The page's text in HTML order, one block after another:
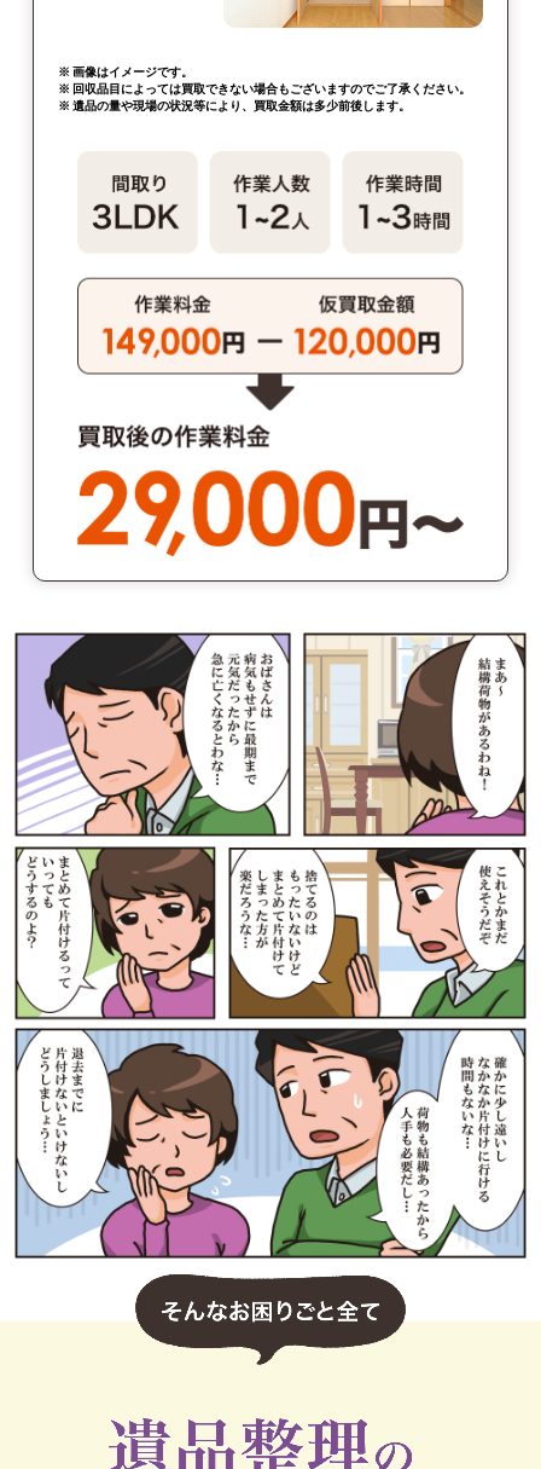
※ 画像はイメージです。
※ 回収品目によっては買取できない場合もございますのでご了承ください。
※ 遺品の量や現場の状況等により、買取金額は多少前後します。